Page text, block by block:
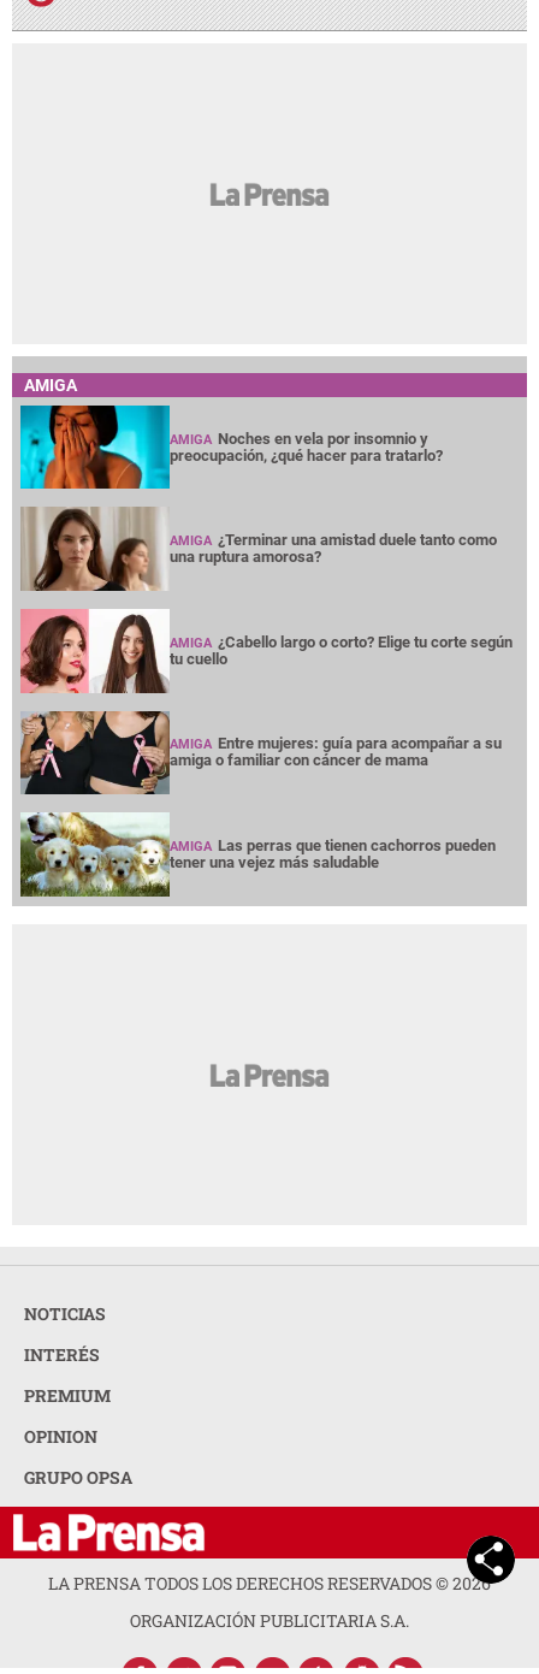
AMIGA
AMIGA Noches en vela por insomnio y
preocupación, ¿qué hacer para tratarlo?
AMIGA ¿Terminar una amistad duele tanto como
una ruptura amorosa?
AMIGA ¿Cabello largo o corto? Elige tu corte según
tu cuello
AMIGA Entre mujeres: guía para acompañar a su
amiga o familiar con cáncer de mama
AMIGA Las perras que tienen cachorros pueden
tener una vejez más saludable
NOTICIAS
INTERÉS
PREMIUM
OPINION
GRUPO OPSA
LA PRENSA TODOS LOS DERECHOS RESERVADOS ©2026
ORGANIZACIÓN PUBLICITARIA S.A.